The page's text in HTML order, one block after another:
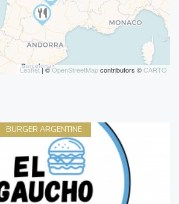
Leaflet| ©OpenStreetMapcontributors ©CARTO
BURGER ARGENTINE